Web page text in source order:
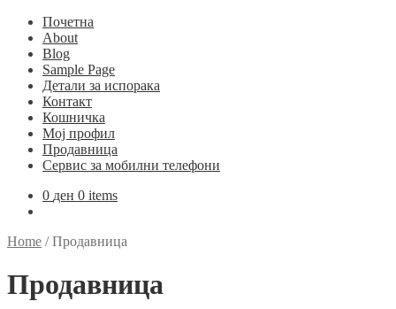
Почетна
About
Blog
Sample Page
Детали за испорака
Контакт
Кошничка
Мој профил
Продавница
Сервис за мобилни телефони
0 ден 0 items
Home /Продавница
Продавница